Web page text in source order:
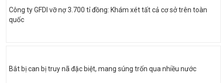
Công ty GFDI vỡ nợ 3.700 tỉ đồng: Khám xét tất cả cơ sở trên toàn
quốc
Bắt bị can bị truy nã đặc biệt, mang súng trốn qua nhiều nước